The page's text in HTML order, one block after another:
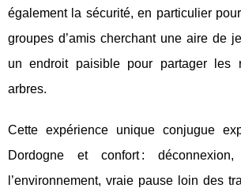
également la sécurité, en particulier
groupes d’amis cherchant une aire de
un endroit paisible pour partager les
arbres.
Cette expérience unique conjugue
Dordogne et confort :
l’environnement, vraie pause loin des